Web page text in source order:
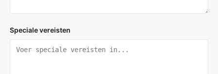
Speciale vereisten